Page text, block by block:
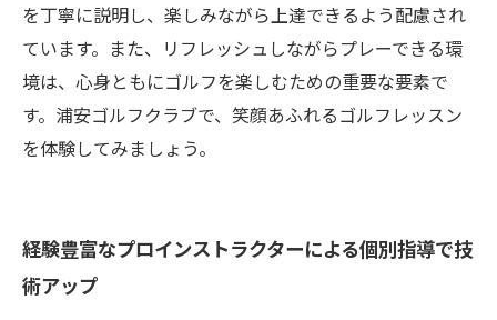
を丁寧に説明し、楽しみながら上達できるよう配慮され
ています。また、リフレッシュしながらプレーできる環
境は、心身ともにゴルフを楽しむための重要な要素で
す。浦安ゴルフクラブで、笑顔あふれるゴルフレッスン
を体験してみましょう。
経験豊富なプロインストラクターによる個別指導で技
術アップ